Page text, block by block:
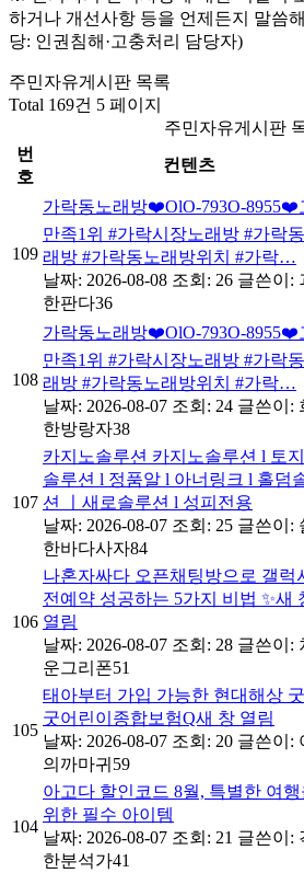
하거나 개선사항 등을 언제든지 말씀
당: 인권침해·고충처리 담당자)
주민자유게시판 목록
Total 169건 5 페이지
주민자유게시판
번
호
컨텐츠
109
가락동노래방❤️OlO-793O-8955❤️
만족1위 #가락시장노래방 #가락
래방 #가락동노래방위치 #가락…
날짜: 2026-08-08 조회: 26 글쓴이:
한판다36
108
가락동노래방❤️OlO-793O-8955❤️
만족1위 #가락시장노래방 #가락
래방 #가락동노래방위치 #가락…
날짜: 2026-08-07 조회: 24 글쓴이:
한방랑자38
107
카지노솔루션 카지노솔루션 l 토
솔루션 l 정품알 l 아너링크 l 홀덤
션 ㅣ새로솔루션 l 성피전용
날짜: 2026-08-07 조회: 25 글쓴이:
한바다사자84
106
나혼자싸다 오픈채팅방으로 갤럭
전예약 성공하는 5가지 비법 ✨새
열림
날짜: 2026-08-07 조회: 28 글쓴이:
운그리폰51
105
태아부터 가입 가능한 현대해상
굿어린이종합보험Q새 창 열림
날짜: 2026-08-07 조회: 20 글쓴이:
의까마귀59
104
아고다 할인코드 8월, 특별한 여행
위한 필수 아이템
날짜: 2026-08-07 조회: 21 글쓴이:
한분석가41